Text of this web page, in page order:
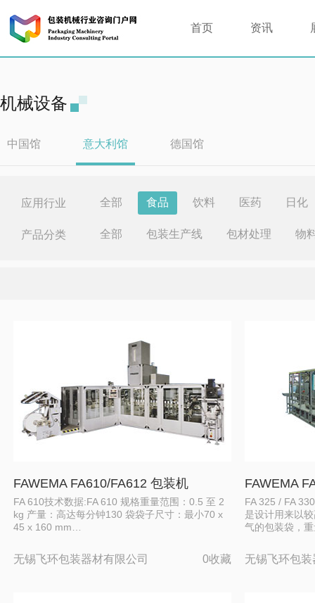
首页 资讯
机械设备
中国馆 意大利馆 德国馆
应用行业 全部 食品 饮料 医药 日化
产品分类 全部 包装生产线 包材处理 物
FAWEMA FA610/FA612 包装机
FA 610技术数据:FA 610 规格重量范围：0.5 至 2
kg 产量：高达每分钟130 袋袋子尺寸：最小70 x
45 x 160 mm…
无锡飞环包装器材有限公司 0收藏
FAWEMA
FA 325 / FA
是设计用来以
气的包装袋，
无锡飞环包